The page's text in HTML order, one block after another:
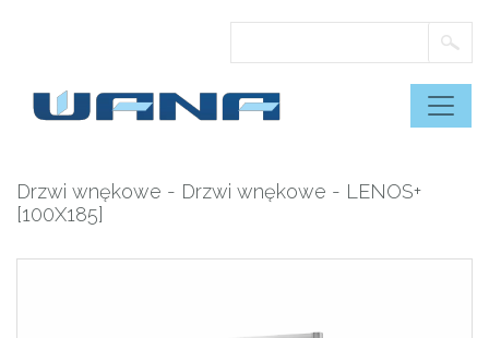
Drzwi wnękowe - Drzwi wnękowe - LENOS+
[100X185]